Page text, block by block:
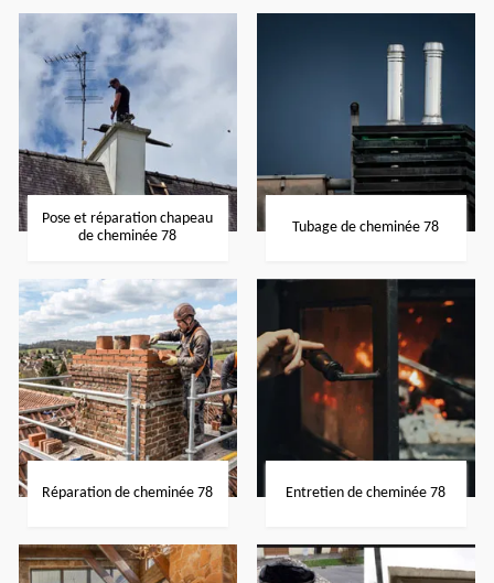
Pose et réparation chapeau
de cheminée 78
Tubage de cheminée 78
Réparation de cheminée 78 Entretien de cheminée 78